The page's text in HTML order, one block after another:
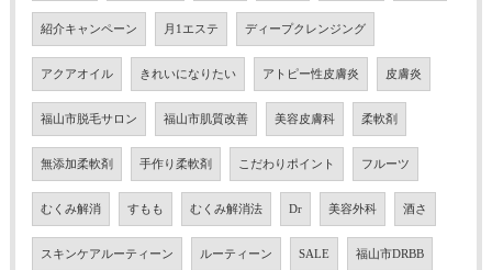
紹介キャンペーン 月1エステ ディープクレンジング
アクアオイル きれいになりたい アトピー性皮膚炎 皮膚炎
福山市脱毛サロン 福山市肌質改善 美容皮膚科 柔軟剤
無添加柔軟剤 手作り柔軟剤 こだわりポイント フルーツ
むくみ解消 すもも むくみ解消法 Dr 美容外科 酒さ
スキンケアルーティーン ルーティーン SALE 福山市DRBB